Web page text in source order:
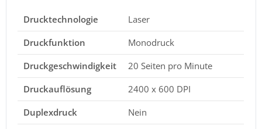
Drucktechnologie
Laser
Druckfunktion
Monodruck
Druckgeschwindigkeit
20 Seiten pro Minute
Druckauflösung
2400 x 600 DPI
Duplexdruck
Nein